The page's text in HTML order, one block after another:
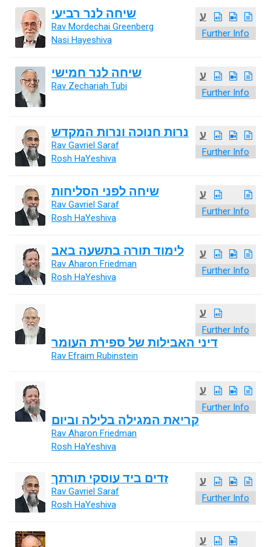
ע
Further Info
שיחה לנר רביעי
Rav Mordechai Greenberg
Nasi Hayeshiva
ע
Further Info
שיחה לנר חמישי
Rav Zechariah Tubi
ע
Further Info
נרות חנוכה ונרות המקדש
Rav Gavriel Saraf
Rosh HaYeshiva
ע
Further Info
שיחה לפני הסליחות
Rav Gavriel Saraf
Rosh HaYeshiva
ע
Further Info
לימוד תורה בתשעה באב
Rav Aharon Friedman
Rosh HaYeshiva
ע
Further Info
דיני האבילות של ספירת העומר
Rav Efraim Rubinstein
ע
Further Info
קריאת המגילה בלילה וביום
Rav Aharon Friedman
Rosh HaYeshiva
ע
Further Info
זדים ביד עוסקי תורתך
Rav Gavriel Saraf
Rosh HaYeshiva
ע